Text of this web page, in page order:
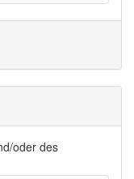
oder des